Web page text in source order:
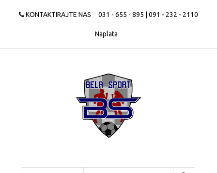
KONTAKTIRAJTE NAS 031 - 655 - 895 | 091 - 232 - 2110
Naplata